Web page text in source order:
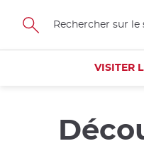
Skip
main
VISITER